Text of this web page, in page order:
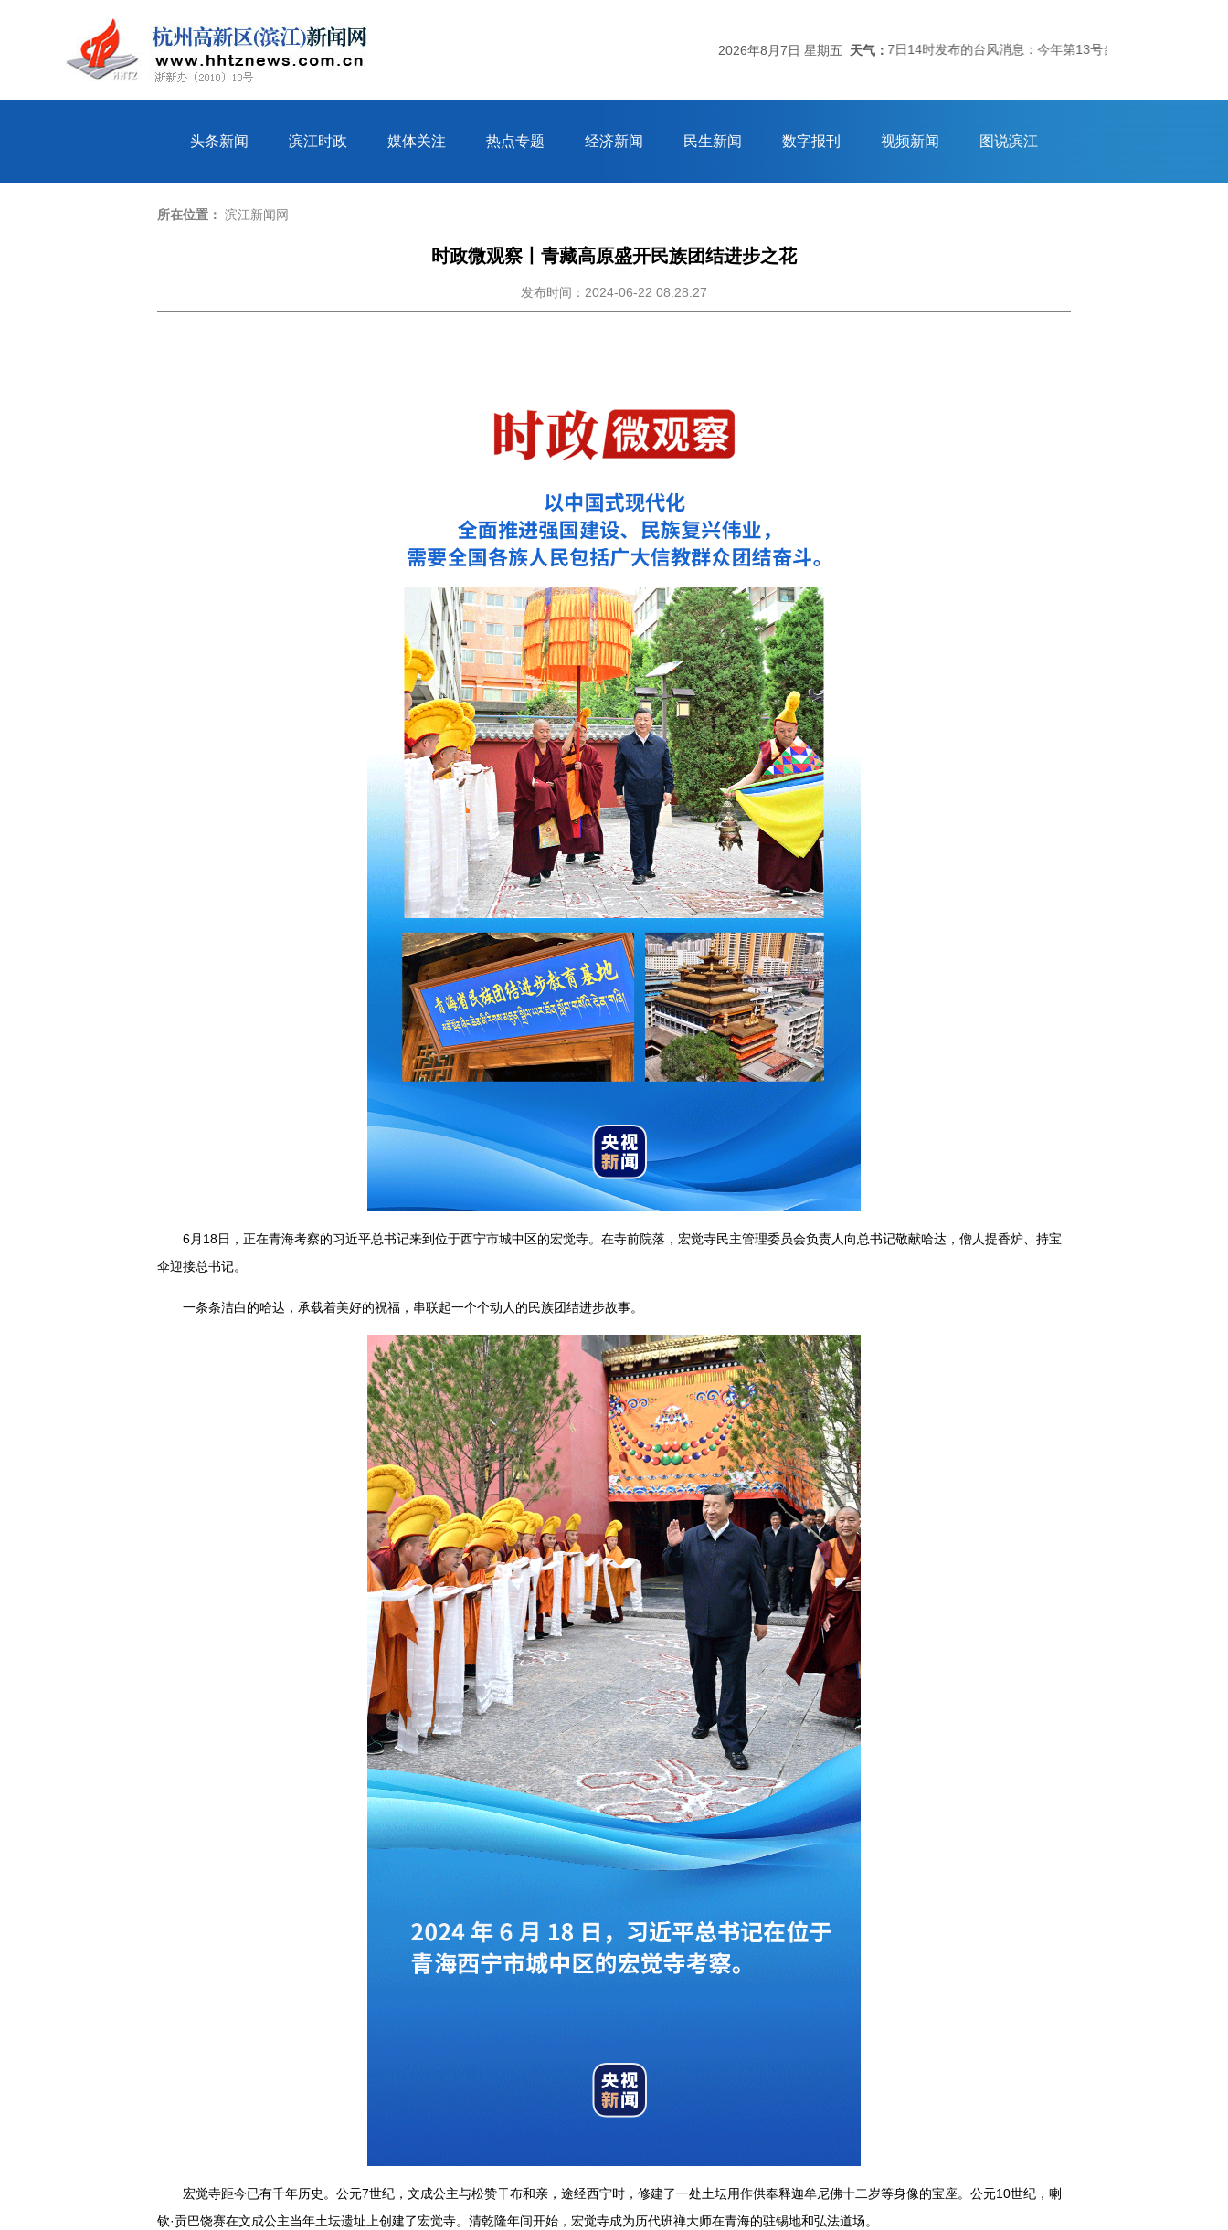
2026年8月7日 星期五 天气：
杭州市气象台07日14时20分发布：杭州市气象台8月7日14时发布的台风消息：今年第13号台风“白海豚”（强台风级）今
头条新闻 滨江时政 媒体关注 热点专题 经济新闻 民生新闻 数字报刊 视频新闻 图说滨江
所在位置： 滨江新闻网
时政微观察丨青藏高原盛开民族团结进步之花
发布时间：2024-06-22 08:28:27
6月18日，正在青海考察的习近平总书记来到位于西宁市城中区的宏觉寺。在寺前院落，宏觉寺民主管理委员会负责人向总书记敬献哈达，僧人提香炉、持宝
伞迎接总书记。
一条条洁白的哈达，承载着美好的祝福，串联起一个个动人的民族团结进步故事。
宏觉寺距今已有千年历史。公元7世纪，文成公主与松赞干布和亲，途经西宁时，修建了一处土坛用作供奉释迦牟尼佛十二岁等身像的宝座。公元10世纪，喇
钦·贡巴饶赛在文成公主当年土坛遗址上创建了宏觉寺。清乾隆年间开始，宏觉寺成为历代班禅大师在青海的驻锡地和弘法道场。